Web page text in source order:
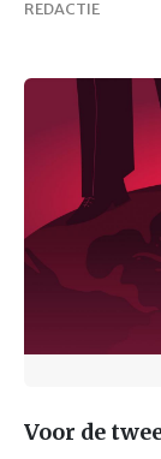
REDACTIE
Voor de